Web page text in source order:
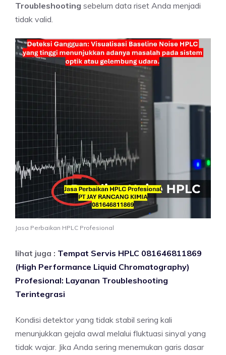
Troubleshooting sebelum data riset Anda menjadi
tidak valid.
Jasa Perbaikan HPLC Profesional
lihat juga : Tempat Servis HPLC 081646811869
(High Performance Liquid Chromatography)
Profesional: Layanan Troubleshooting
Terintegrasi
Kondisi detektor yang tidak stabil sering kali
menunjukkan gejala awal melalui fluktuasi sinyal yang
tidak wajar. Jika Anda sering menemukan garis dasar